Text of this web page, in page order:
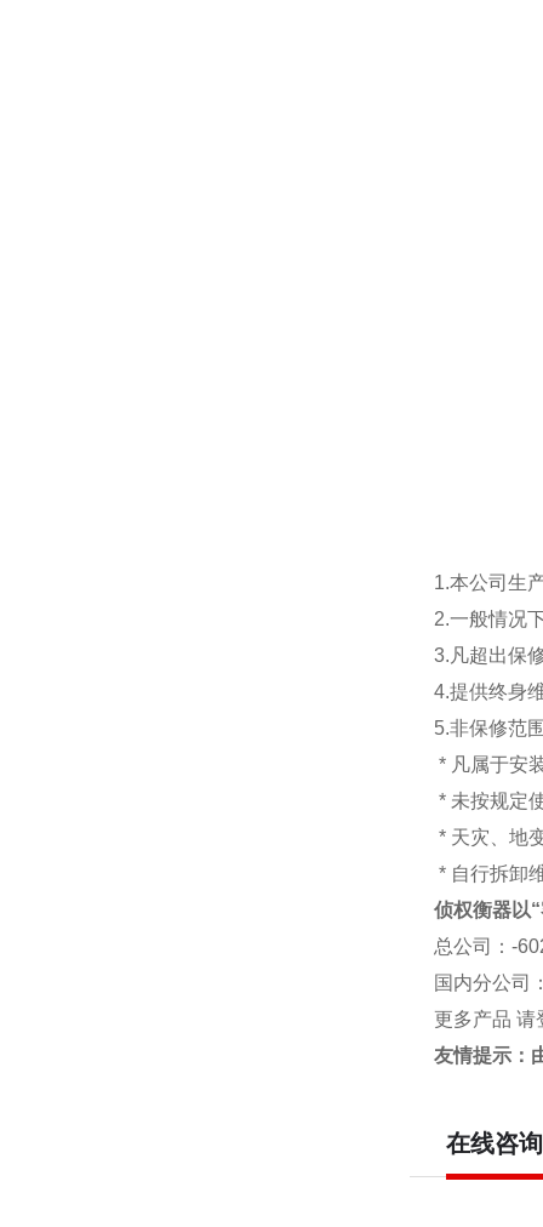
1.本公司生
2.一般情况
3.凡超出保
4.提供终身
5.非保修范
* 凡属于安
* 未按规定
* 天灾、地
* 自行拆卸
侦权衡器以
总公司
：-
国内分公司
更多产品 请
友情提示：
在线咨询